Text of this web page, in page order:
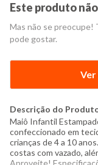
Este produto
Mas não se preocupe!
pode gostar.
Descrição do
Maiô Infantil
confeccionado em
crianças de 4 a 10
costas com vazado,
Aproveite!